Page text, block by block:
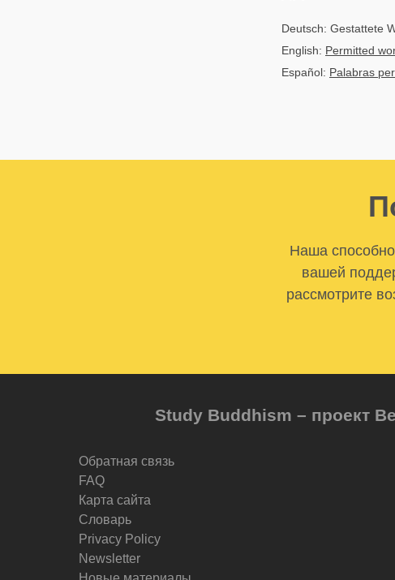
Deutsch: Gestattete
English: Permitted
Español: Palabras
Наша
вашей
рассмотрите
Study Buddhism – проект
Обратная связь
FAQ
Карта сайта
Словарь
Privacy Policy
Newsletter